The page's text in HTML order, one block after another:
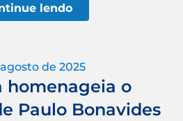
lendo
de 2025
homenageia o
Paulo Bonavides